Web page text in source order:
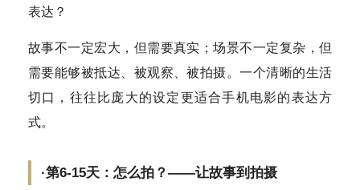
表达？
故事不一定宏大，但需要真实；场景不一定复杂，但
需要能够被抵达、被观察、被拍摄。一个清晰的生活
切口，往往比庞大的设定更适合手机电影的表达方
式。
·第6-15天：怎么拍？——让故事到拍摄